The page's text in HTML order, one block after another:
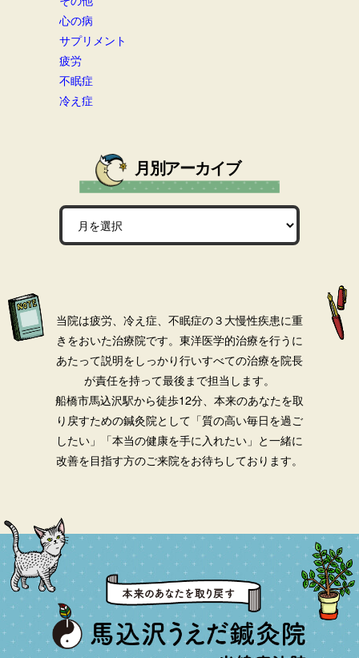
心の病
サプリメント
疲労
不眠症
冷え症
月別アーカイブ
当院は疲労、冷え症、不眠症の３大慢性疾患に重
きをおいた治療院です。 東洋医学的治療を行うに
あたって説明をしっかり行いすべての治療を院長
が責任を持って最後まで担当します。
船橋市馬込沢駅から徒歩12分、本来のあなたを取
り戻すための鍼灸院として「質の高い毎日を過ご
したい」「本当の健康を手に入れたい」と一緒に
改善を目指す方のご来院をお待ちしております。